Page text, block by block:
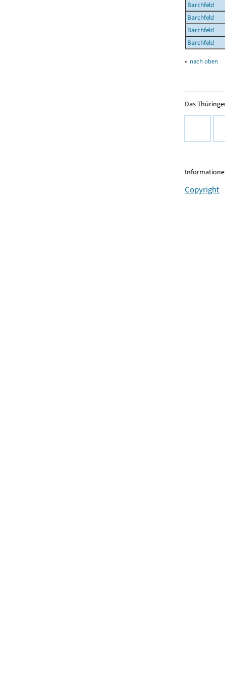
Barchfeld
Barchfeld
Barchfeld
Barchfeld
▴ nach oben
Das
Copyright